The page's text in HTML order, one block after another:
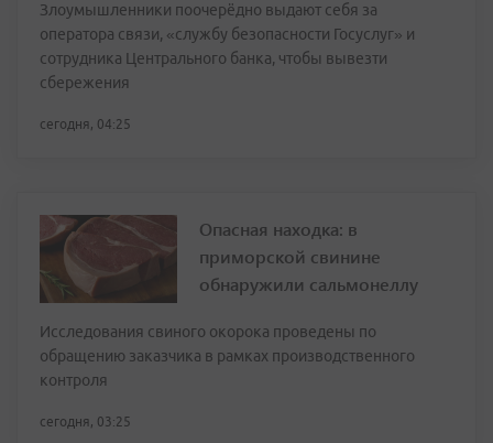
Злоумышленники поочерёдно выдают себя за
оператора связи, «службу безопасности Госуслуг» и
сотрудника Центрального банка, чтобы вывезти
сбережения
сегодня, 04:25
Опасная находка: в
приморской свинине
обнаружили сальмонеллу
Исследования свиного окорока проведены по
обращению заказчика в рамках производственного
контроля
сегодня, 03:25